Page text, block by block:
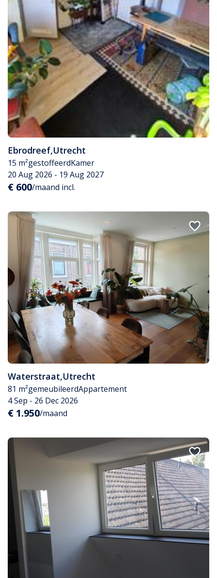
Ebrodreef,Utrecht
15 m²gestoffeerdKamer
20 Aug 2026 - 19 Aug 2027
€ 600/maand incl.
Waterstraat,Utrecht
81 m²gemeubileerdAppartement
4 Sep - 26 Dec 2026
€ 1.950/maand